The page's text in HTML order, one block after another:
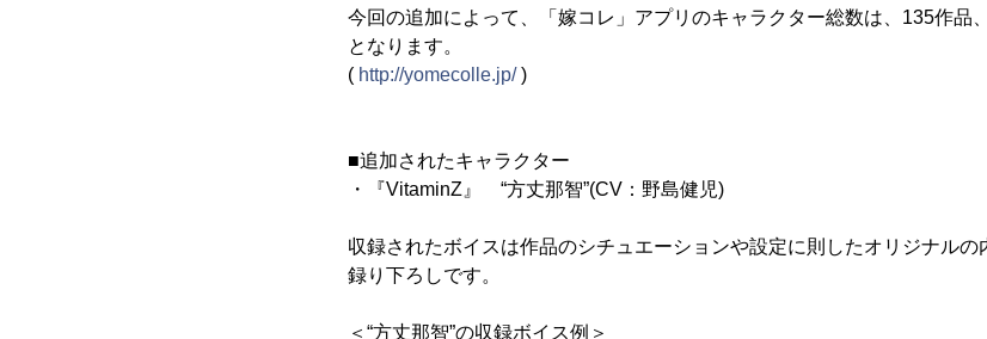
今回の追加によって、「嫁コレ」アプリのキャラクター総数は、135作品
となります。
( http://yomecolle.jp/)
■追加されたキャラクター
・『VitaminZ』 “方丈那智”(CV：野島健児)
収録されたボイスは作品のシチュエーションや設定に則したオリジナルの
録り下ろしです。
＜“方丈那智”の収録ボイス例＞